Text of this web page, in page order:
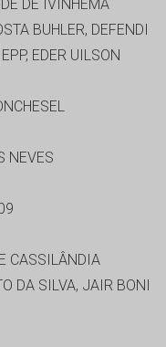
DE IVINHEMA
BUHLER, DEFENDI
EDER UILSON
NEVES
CASSILÂNDIA
DA SILVA, JAIR BONI